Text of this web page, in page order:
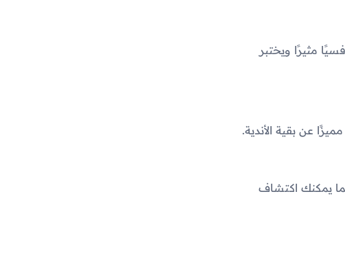
مثيرًا ويختبر
عن بقية الأندية.
يمكنك اكتشاف